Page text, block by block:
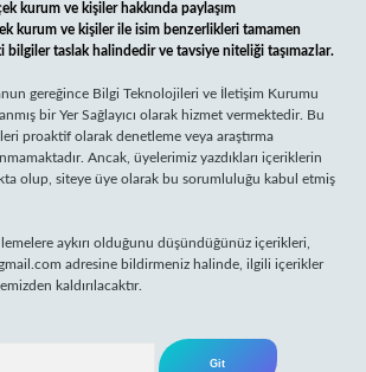
kurum ve kişiler hakkında paylaşım
kurum ve kişiler ile isim benzerlikleri tamamen
bilgiler taslak halindedir ve tavsiye niteliği taşımazlar.
gereğince Bilgi Teknolojileri ve İletişim Kurumu
bir Yer Sağlayıcı olarak hizmet vermektedir. Bu
proaktif olarak denetleme veya araştırma
Ancak, üyelerimiz yazdıkları içeriklerin
olup, siteye üye olarak bu sorumluluğu kabul etmiş
aykırı olduğunu düşündüğünüz içerikleri,
adresine bildirmeniz halinde, ilgili içerikler
kaldırılacaktır.